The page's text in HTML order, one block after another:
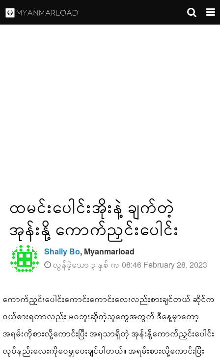
ထမင်းပေါင်းအိုးနဲ့ ချက်တဲ့
အုန်းနို့ ကောက်ညှင်းပေါင်း
Shally Bo, Myanmarload
လွန်ခဲ့သော ၃ နှစ် က 08:46 February 28, 2023
ကောက်ညှင်းပေါင်းကောင်းကောင်းလေးလည်းစားချင်တယ် ဆိုင်က
ဝယ်စားရတာလည်း မဝဘူးဆိုတဲ့သူတွေအတွက် ဒီနေ့မှာတော့
အရမ်းကိုစားလို့ကောင်းပြီး အရသာရှိတဲ့ အုန်းနို့ကောက်ညှင်းပေါင်း
လုပ်နည်းလေးကိုဝေမျှပေးချင်ပါတယ်။ အရမ်းစားလို့ကောင်းပြီး